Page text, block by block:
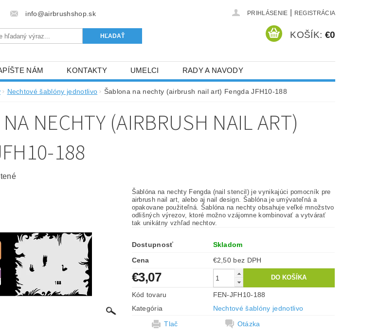
info@airbrushshop.sk PRIHLÁSENIE REGISTRÁCIA
KOŠÍK: €0
NÁM KONTAKTY UMELCI RADY A NAVODY
Nechtové šablóny jednotlivo Šablona na nechty (airbrush nail art) Fengda JFH10-188
NECHTY (AIRBRUSH NAIL ART)
188
Šablóna na nechty Fengda (nail stencil) je vynikajúci pomocník pre
airbrush nail art, alebo aj nail design. Šablóna je umývateľná a
opakovane použiteľná. Šablóna na nechty obsahuje veľké množstvo
odlišných výrezov, ktoré možno vzájomne kombinovať a vytvárať
tak unikátny vzhľad nechtov.
Dostupnosť
Skladom
Cena
€2,50 bez DPH
€3,07
Kód tovaru
FEN-JFH10-188
Kategória
Nechtové šablóny jednotlivo
Tlač
Otázka